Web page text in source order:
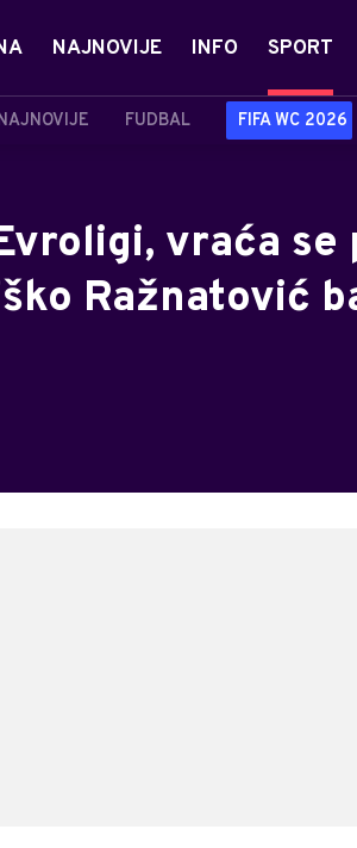
NAJNOVIJE INFO SPORT
FUDBAL FIFA WC 2026
vraća se
Ražnatović